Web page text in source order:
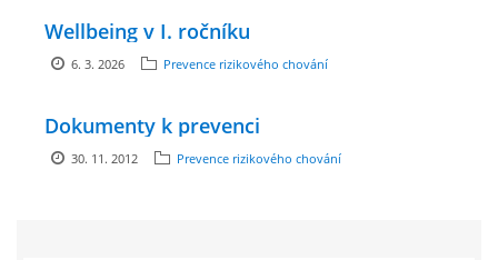
ŠKOLSKÁ RADA
ENVIRONMENTÁLNÍ VÝCHOVA
Wellbeing v I. ročníku
6. 3. 2026 Prevence rizikového chování
Dokumenty k prevenci
30. 11. 2012 Prevence rizikového chování